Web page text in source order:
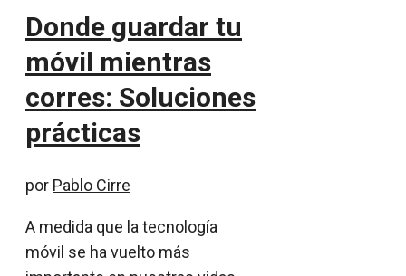
Donde guardar tu
móvil mientras
corres: Soluciones
prácticas
por Pablo Cirre
A medida que la tecnología
móvil se ha vuelto más